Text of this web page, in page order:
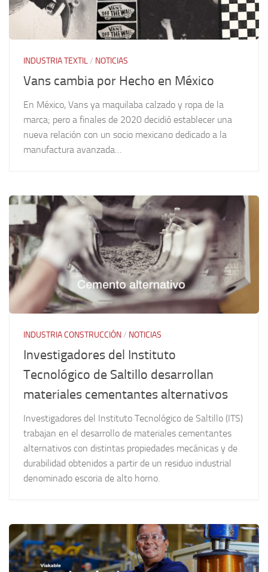
INDUSTRIA TEXTIL/ NOTICIAS
Vans cambia por Hecho en México
En México, Vans ya maquilaba calzado y ropa de la
marca; pero a finales de 2020 decidió establecer una
nueva relación con un socio mexicano dedicado a la
manufactura avanzada…
INDUSTRIA CONSTRUCCIÓN/ NOTICIAS
Investigadores del Instituto
Tecnológico de Saltillo desarrollan
materiales cementantes alternativos
Investigadores del Instituto Tecnológico de Saltillo (ITS)
trabajan en el desarrollo de materiales cementantes
alternativos con distintas propiedades mecánicas y de
durabilidad obtenidos a partir de un residuo industrial
denominado escoria de alto horno.